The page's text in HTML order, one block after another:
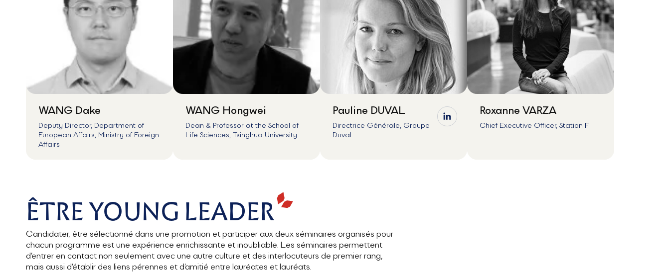
WANG Dake
Deputy Director, Department of
European Affairs, Ministry of Foreign
Affairs
WANG Hongwei
Dean & Professor at the School of
Life Sciences, Tsinghua University
Pauline DUVAL
Directrice Générale, Groupe
Duval
Roxanne VARZA
Chief Executive Officer, Station F
ÊTRE YOUNG LEADER
Candidater, être sélectionné dans une promotion et participer aux deux séminaires organisés pour
chacun programme est une expérience enrichissante et inoubliable. Les séminaires permettent
d’entrer en contact non seulement avec une autre culture et des interlocuteurs de premier rang,
mais aussi d’établir des liens pérennes et d’amitié entre lauréates et lauréats.